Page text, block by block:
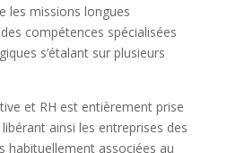
les missions longues
compétences spécialisées
s’étalant sur plusieurs
et RH est entièrement prise
ainsi les entreprises des
habituellement associées au